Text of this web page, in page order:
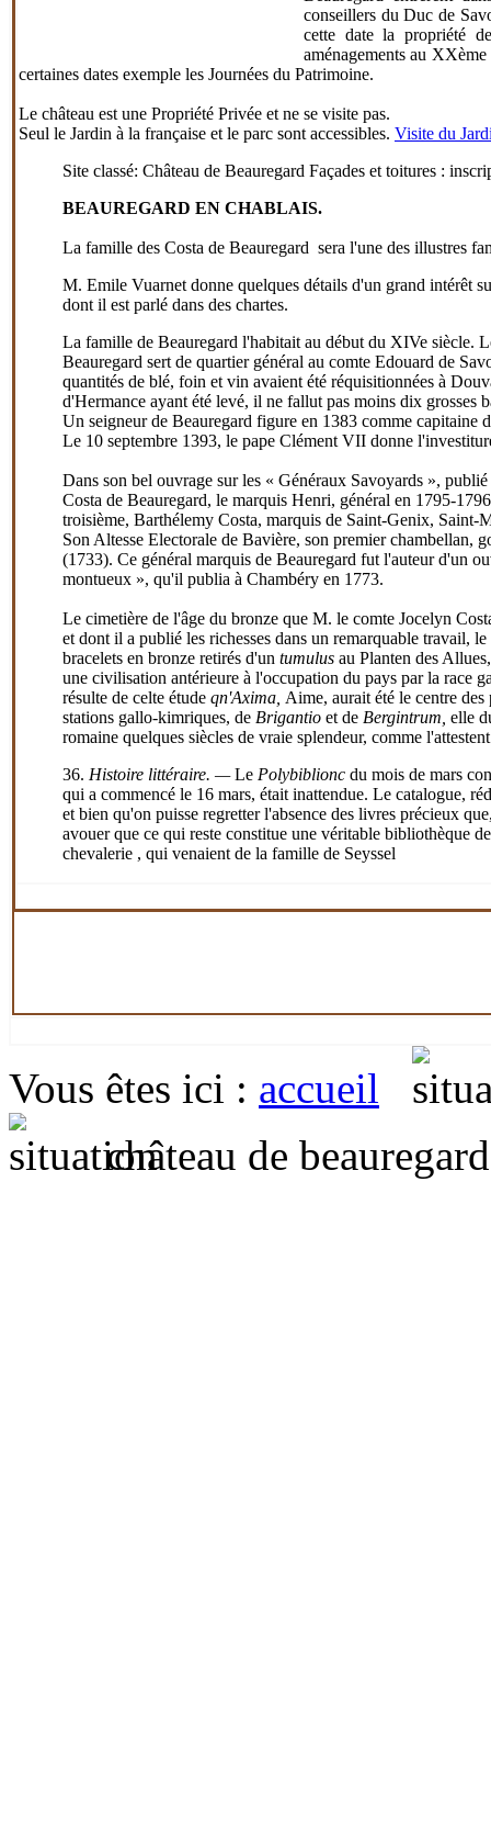
conseillers du Duc de
cette date la propriété
aménagements au
certaines dates exemple les Journées du Patrimoine.
Le château est une Propriété Privée et ne se visite pas.
Seul le Jardin à la française et le parc sont accessibles. Visite du
Site classé: Château de Beauregard Façades et toitures :
BEAUREGARD EN CHABLAIS.
La famille des Costa de Beauregard sera l'une des illustres
M. Emile Vuarnet donne quelques détails d'un grand intérêt
dont il est parlé dans des chartes.
La famille de Beauregard l'habitait au début du XIVe siècle.
Beauregard sert de quartier général au comte Edouard de
quantités de blé, foin et vin avaient été réquisitionnées à
d'Hermance ayant été levé, il ne fallut pas moins dix grosses
Un seigneur de Beauregard figure en 1383 comme capitaine
Le 10 septembre 1393, le pape Clément VII donne
Dans son bel ouvrage sur les « Généraux Savoyards »,
Costa de Beauregard, le marquis Henri, général en 1795-
troisième, Barthélemy Costa, marquis de Saint-Genix,
Son Altesse Electorale de Bavière, son premier chambellan,
(1733). Ce général marquis de Beauregard fut l'auteur d'un
montueux », qu'il publia à Chambéry en 1773.
Le cimetière de l'âge du bronze que M. le comte Jocelyn
et dont il a publié les richesses dans un remarquable travail,
bracelets en bronze retirés d'un tumulus au Planten des
une civilisation antérieure à l'occupation du pays par la race
résulte de celte étude qn'Axima, Aime, aurait été le centre
stations gallo-kimriques, de Brigantio et de Bergintrum, elle
romaine quelques siècles de vraie splendeur, comme
36. Histoire littéraire. —Le Polybiblionc du mois de mars
qui a commencé le 16 mars, était inattendue. Le catalogue,
et bien qu'on puisse regretter l'absence des livres précieux
avouer que ce qui reste constitue une véritable bibliothèque
chevalerie , qui venaient de la famille de Seyssel
Vous êtes ici : accueil
château de beauregard